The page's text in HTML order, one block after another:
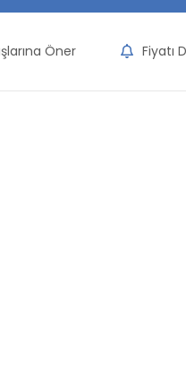
Öner Fiyatı